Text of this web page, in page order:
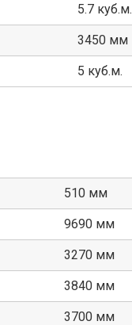
5.7 куб.м.
3450 мм
5 куб.м.
510 мм
9690 мм
3270 мм
3840 мм
3700 мм